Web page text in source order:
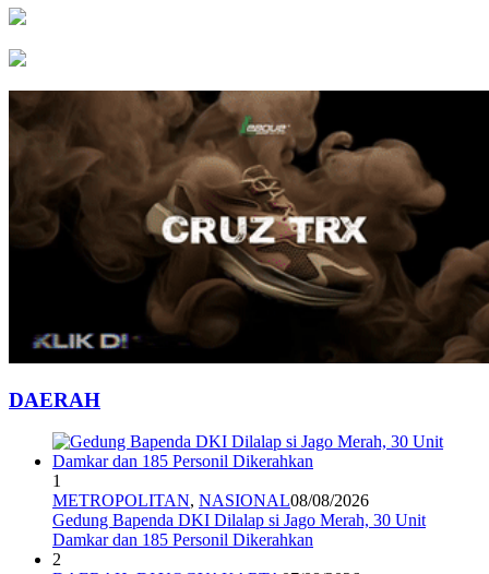
DAERAH
1
METROPOLITAN, NASIONAL08/08/2026
Gedung Bapenda DKI Dilalap si Jago Merah, 30 Unit
Damkar dan 185 Personil Dikerahkan
2